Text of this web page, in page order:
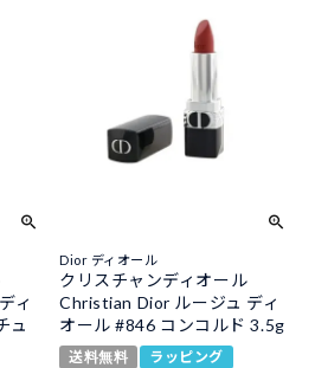
ィ
ュ
Dior ディオール
クリスチャンディオール
Christian Dior ルージュ ディ
オール #846 コンコルド 3.5g
送料無料 ラッピング